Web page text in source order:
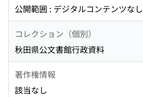
公開範囲 : デジタルコンテンツなし
コレクション（個別）
秋田県公文書館行政資料
著作権情報
該当なし